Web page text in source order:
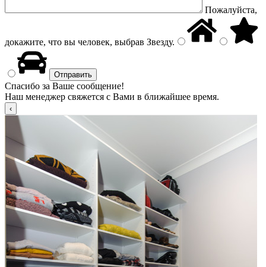
Пожалуйста,
докажите, что вы человек, выбрав Звезду.
Спасибо за Ваше сообщение!
Наш менеджер свяжется с Вами в ближайшее время.